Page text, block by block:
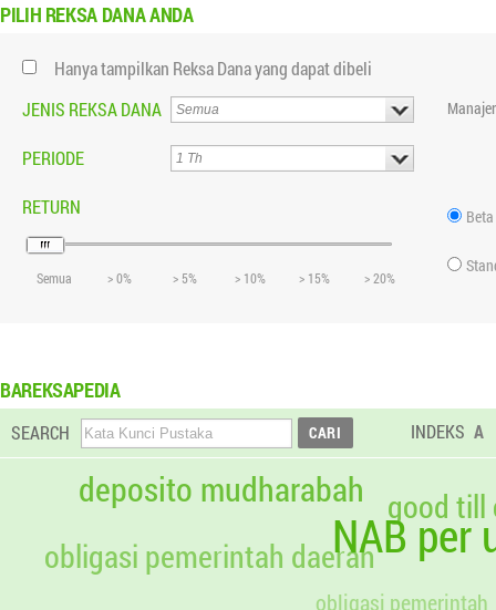
PILIH REKSA DANA ANDA
Hanya tampilkan Reksa Dana yang dapat dibeli
JENIS REKSA DANA
PERIODE
RETURN
Semua > 0% > 5% > 10% > 15% > 20%
Beta
BAREKSAPEDIA
SEARCH INDEKS A
NAB per
deposito mudharabah
obligasi pemerintah
obligasi pemerintah daerah
good till